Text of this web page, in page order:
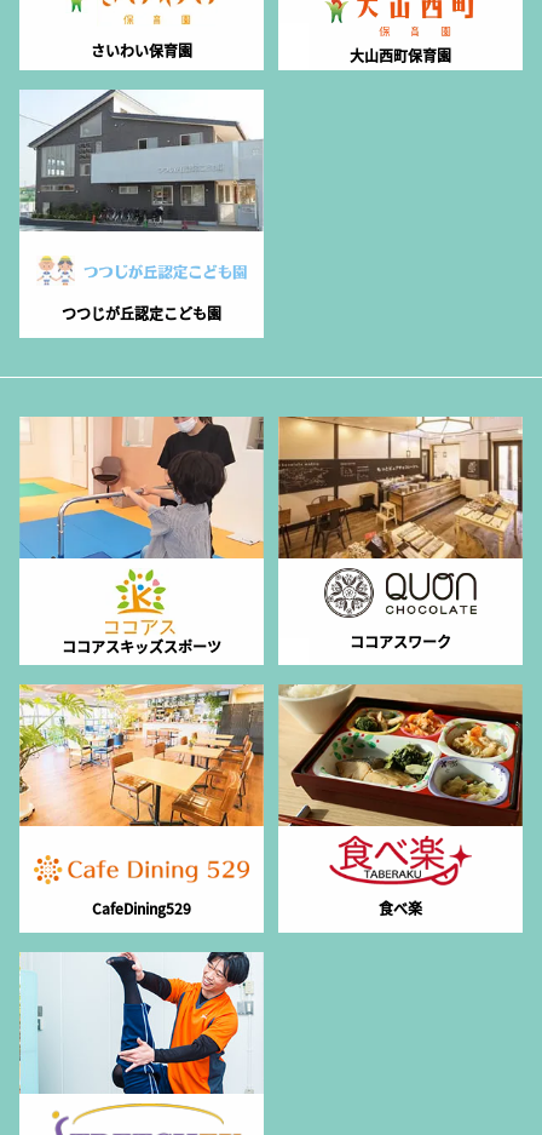
さいわい保育園 大山西町保育園
つつじが丘認定こども園
ココアスキッズスポーツ ココアスワーク
CafeDining529 食べ楽